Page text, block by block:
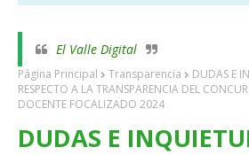
El Valle Digital
Página Principal Transparencia
DUDAS E
RESPECTO A LA TRANSPARENCIA DEL
DOCENTE FOCALIZADO 2024
DUDAS E